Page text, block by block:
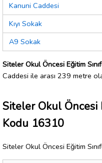
Kanuni Caddesi
Kıyı Sokak
A9 Sokak
Siteler Okul Öncesi Eğitim
Caddesi ile arası 239 metre
Siteler Okul Öncesi
Kodu 16310
Siteler Okul Öncesi Eğitim